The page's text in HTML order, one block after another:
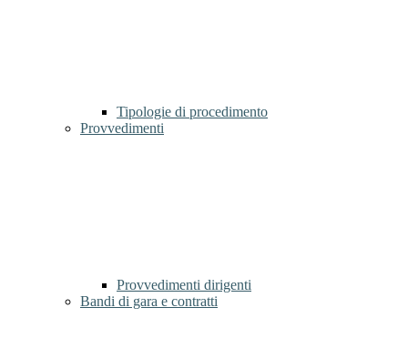
Tipologie di procedimento
Provvedimenti
Provvedimenti dirigenti
Bandi di gara e contratti